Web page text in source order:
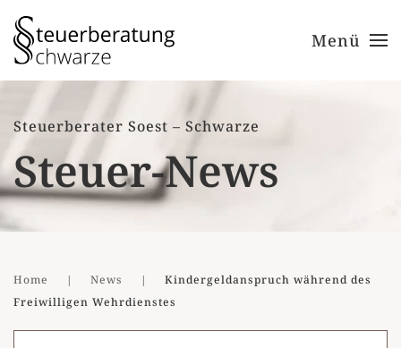
Zum Hauptinhalt springen Menü
Steuerberater Soest – Schwarze
Steuer-News
Home News
Kindergeldanspruch während des
Freiwilligen Wehrdienstes